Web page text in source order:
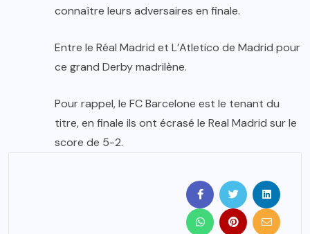
connaître leurs adversaires en finale.
Entre le Réal Madrid et L’Atletico de Madrid pour
ce grand Derby madrilène.
Pour rappel, le FC Barcelone est le tenant du
titre, en finale ils ont écrasé le Real Madrid sur le
score de 5-2.